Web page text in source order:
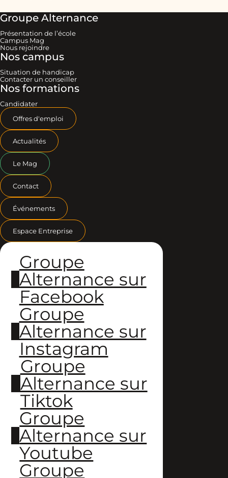
Groupe Alternance
Présentation de l’école
Campus Mag
Nous rejoindre
Nos campus
Situation de handicap
Contacter un conseiller
Nos formations
Candidater
Offres d'emploi
Actualités
Le Mag
Contact
Événements
Espace Entreprise
Groupe
Alternance sur
Facebook
Groupe
Alternance sur
Instagram
Groupe
Alternance sur
Tiktok
Groupe
Alternance sur
Youtube
Groupe